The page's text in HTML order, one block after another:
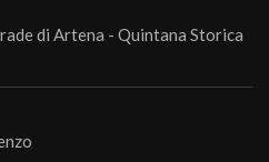
di Artena - Quintana Storica